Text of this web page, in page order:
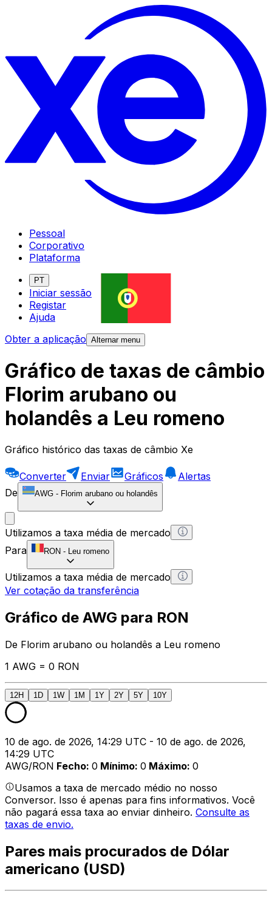
Pessoal
Corporativo
Plataforma
PT
Iniciar sessão
Registar
Ajuda
Obter a aplicação Alternar menu
Gráfico de taxas de câmbio
Florim arubano ou
holandês a Leu romeno
Gráfico histórico das taxas de câmbio Xe
Converter Enviar Gráficos
Alertas
De
AWG - Florim arubano ou holandês
Utilizamos a taxa média de mercado
Para
RON - Leu romeno
Utilizamos a taxa média de mercado
Ver cotação da transferência
Gráfico de AWG para RON
De Florim arubano ou holandês a Leu romeno
1 AWG = 0 RON
12H 1D 1W 1M 1Y 2Y 5Y 10Y
10 de ago. de 2026, 14:29 UTC - 10 de ago. de 2026,
14:29 UTC
AWG/RON Fecho: 0 Mínimo: 0 Máximo: 0
Usamos a taxa de mercado médio no nosso
Conversor. Isso é apenas para fins informativos. Você
não pagará essa taxa ao enviar dinheiro. Consulte as
taxas de envio.
Pares mais procurados de Dólar
americano (USD)